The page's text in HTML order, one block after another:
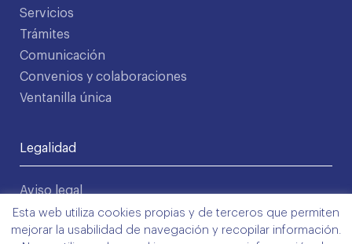
Servicios
Trámites
Comunicación
Convenios y colaboraciones
Ventanilla única
Legalidad
Aviso legal
Política de privacidad
Condiciones de uso
Esta web utiliza cookies propias y de terceros que permiten
mejorar la usabilidad de navegación y recopilar información.